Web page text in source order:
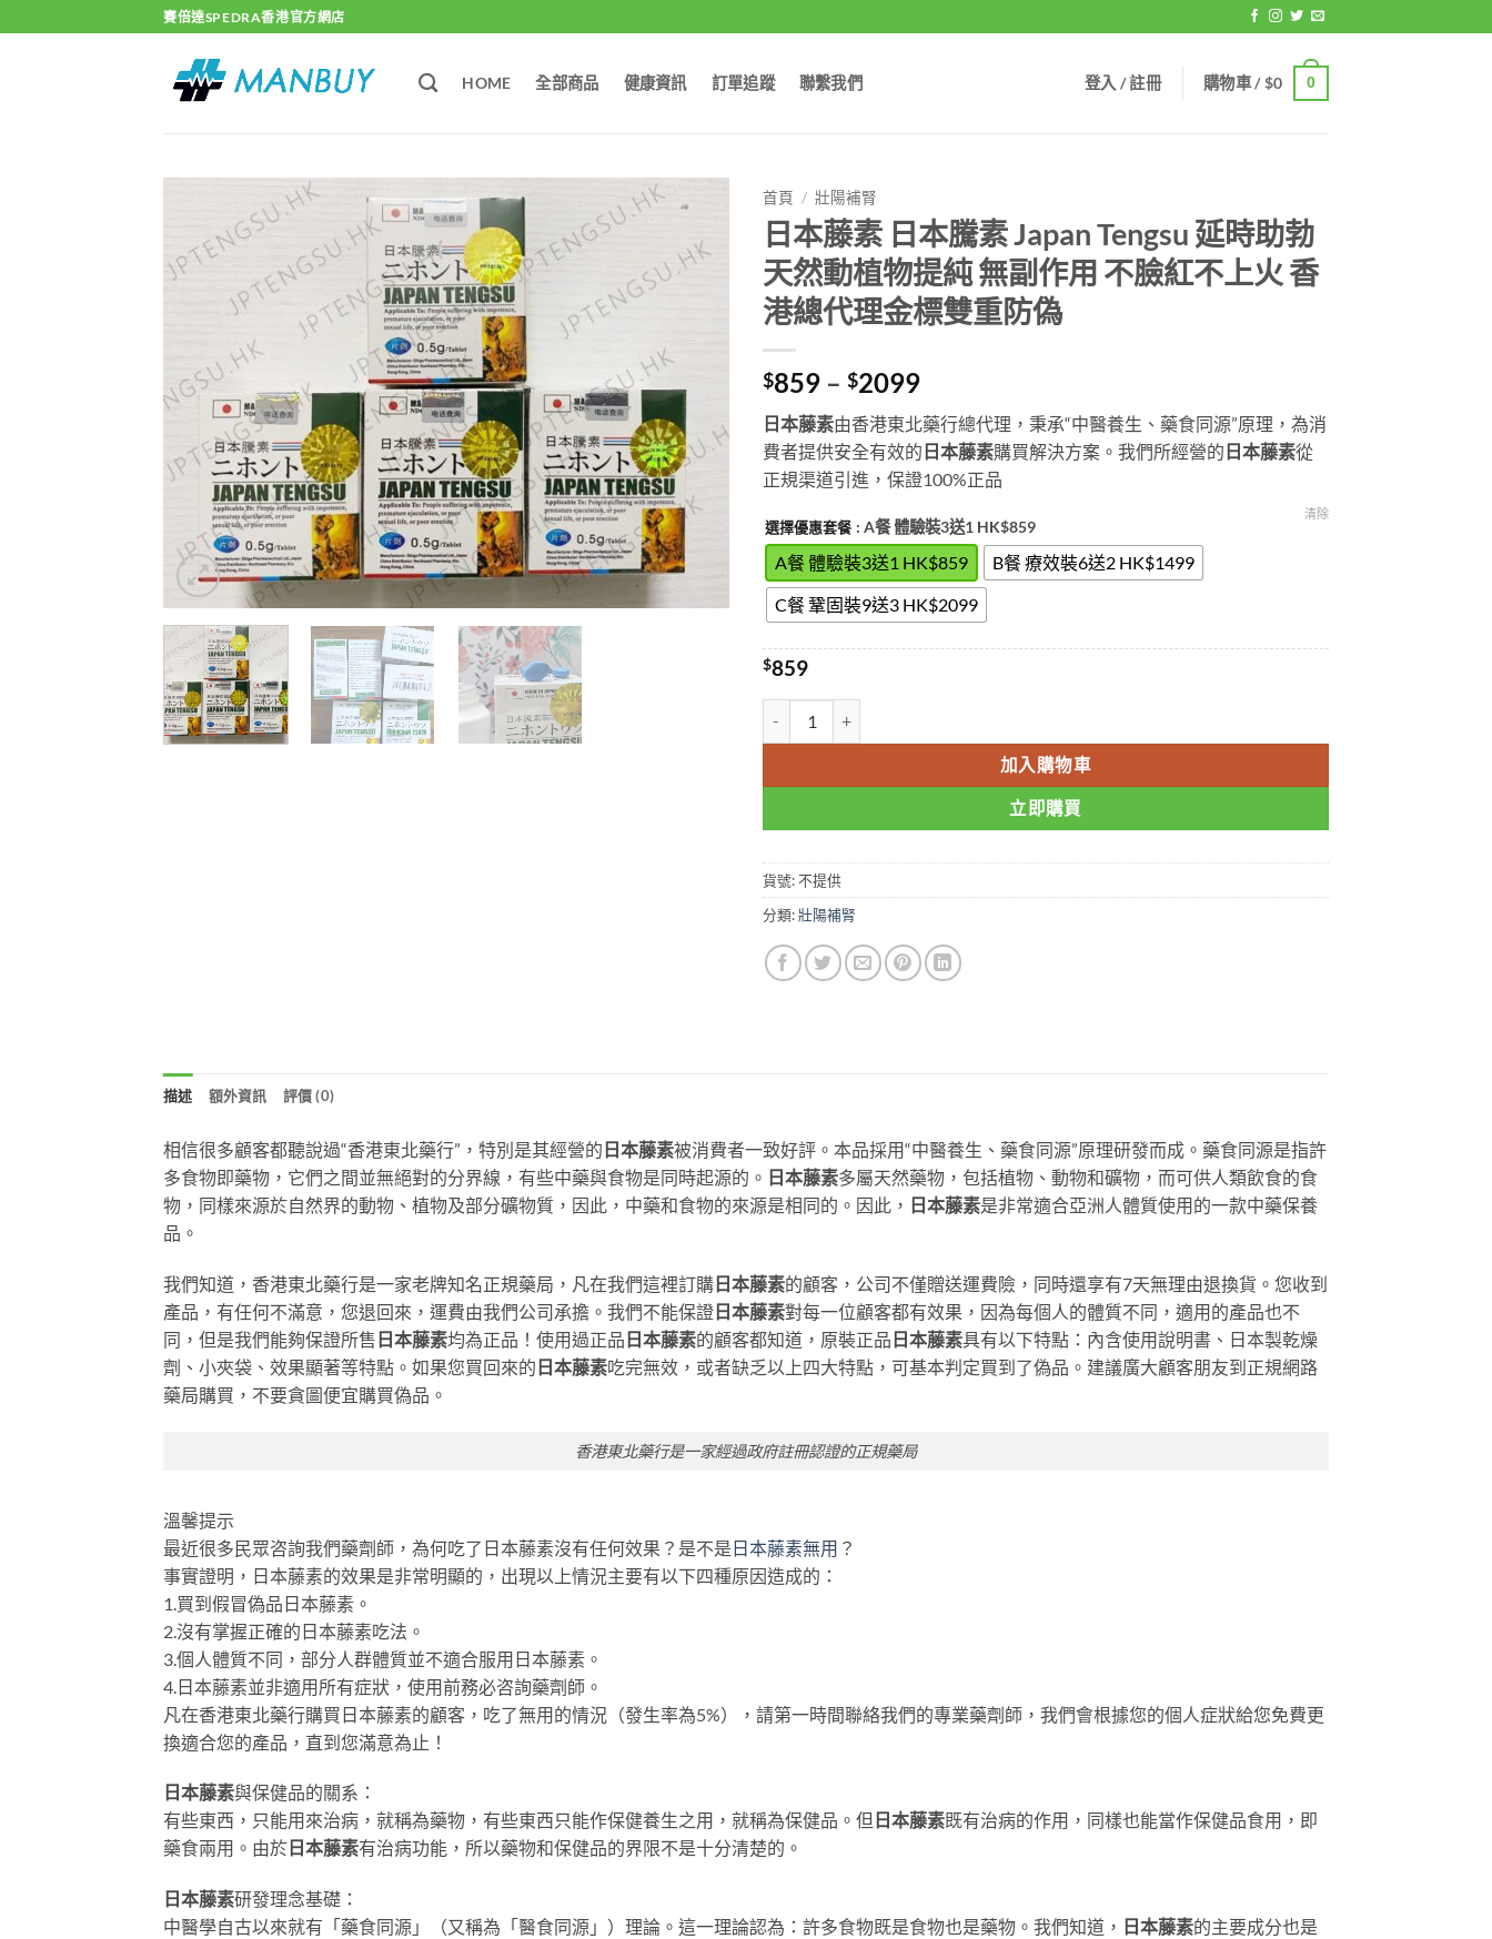
to
賽倍達SPEDRA香港官方網店
HOME 全部商品 健康資訊 訂單追蹤 聯繫我們 登入 / 註冊 購物車 /$0 0
首頁 / 壯陽補腎
日本藤素 日本騰素 Japan Tengsu 延時助勃
天然動植物提純 無副作用 不臉紅不上火 香
港總代理金標雙重防偽
$859 – $2099Price
range:
$859
through
$2099
日本藤素由香港東北藥行總代理，秉承“中醫養生、藥食同源”原理，為消
費者提供安全有效的 日本藤素購買解決方案。我們所經營的 日本藤素從
正規渠道引進，保證100%正品
選擇優惠套餐 : A餐 體驗裝3送1 HK$859
A餐 體驗裝3送1 HK$859
B餐 療效裝6送2 HK$1499
C餐 鞏固裝9送3 HK$2099
清除
$859
加入購物車
立即購買
貨號:不提供
分類:壯陽補腎
描述 額外資訊 評價 (0)
相信很多顧客都聽說過“香港東北藥行”，特別是其經營的 日本藤素被消費者一致好評。本品採用“中醫養生、藥食同源”原理研發而成。藥食同源是指許
多食物即藥物，它們之間並無絕對的分界線，有些中藥與食物是同時起源的。 日本藤素多屬天然藥物，包括植物、動物和礦物，而可供人類飲食的食
物，同樣來源於自然界的動物、植物及部分礦物質，因此，中藥和食物的來源是相同的。因此， 日本藤素是非常適合亞洲人體質使用的一款中藥保養
品。
我們知道，香港東北藥行是一家老牌知名正規藥局，凡在我們這裡訂購 日本藤素的顧客，公司不僅贈送運費險，同時還享有7天無理由退換貨。您收到
產品，有任何不滿意，您退回來，運費由我們公司承擔。我們不能保證 日本藤素對每一位顧客都有效果，因為每個人的體質不同，適用的產品也不
同，但是我們能夠保證所售 日本藤素均為正品！使用過正品 日本藤素的顧客都知道，原裝正品 日本藤素具有以下特點：內含使用說明書、日本製乾燥
劑、小夾袋、效果顯著等特點。如果您買回來的 日本藤素吃完無效，或者缺乏以上四大特點，可基本判定買到了偽品。建議廣大顧客朋友到正規網路
藥局購買，不要貪圖便宜購買偽品。
香港東北藥行是一家經過政府註冊認證的正規藥局
溫馨提示
最近很多民眾咨詢我們藥劑師，為何吃了日本藤素沒有任何效果？是不是日本藤素無用 ？
事實證明，日本藤素的效果是非常明顯的，出現以上情況主要有以下四種原因造成的：
1.買到假冒偽品日本藤素。
2.沒有掌握正確的日本藤素吃法。
3.個人體質不同，部分人群體質並不適合服用日本藤素。
4.日本藤素並非適用所有症狀，使用前務必咨詢藥劑師。
凡在香港東北藥行購買日本藤素的顧客，吃了無用的情況（發生率為5%），請第一時間聯絡我們的專業藥劑師，我們會根據您的個人症狀給您免費更
換適合您的產品，直到您滿意為止！
日本藤素與保健品的關系：
有些東西，只能用來治病，就稱為藥物，有些東西只能作保健養生之用，就稱為保健品。但 日本藤素既有治病的作用，同樣也能當作保健品食用，即
藥食兩用。由於 日本藤素有治病功能，所以藥物和保健品的界限不是十分清楚的。
日本藤素研發理念基礎：
中醫學自古以來就有「藥食同源」（又稱為「醫食同源」）理論。這一理論認為：許多食物既是食物也是藥物。我們知道， 日本藤素的主要成分也是